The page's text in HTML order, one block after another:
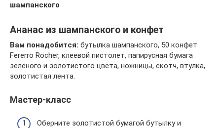
шампанского
Ананас из шампанского и конфет
Вам понадобится: бутылка шампанского, 50 конфет
Fererro Rocher, клеевой пистолет, папирусная бумага
зелёного и золотистого цвета, ножницы, скотч, втулка,
золотистая лента.
Мастер-класс
Оберните золотистой бумагой бутылку и